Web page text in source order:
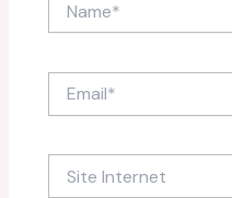
Internet